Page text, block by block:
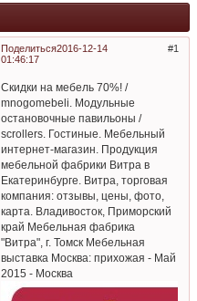
Поделиться 1
2016-12-14
01:46:17
Скидки на мебель 70%! /
mnogomebeli. Модульные
остановочные павильоны /
scrollers. Гостиные. Мебельный
интернет-магазин. Продукция
мебельной фабрики Витра в
Екатеринбурге. Витра, торговая
компания: отзывы, цены, фото,
карта. Владивосток, Приморский
край Мебельная фабрика
"Витра", г. Томск Мебельная
выставка Москва: прихожая - Май
2015 - Москва